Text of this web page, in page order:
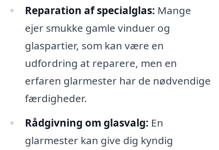
Reparation af specialglas: Mange
ejer smukke gamle vinduer og
glaspartier, som kan være en
udfordring at reparere, men en
erfaren glarmester har de nødvendige
færdigheder.
Rådgivning om glasvalg: En
glarmester kan give dig kyndig